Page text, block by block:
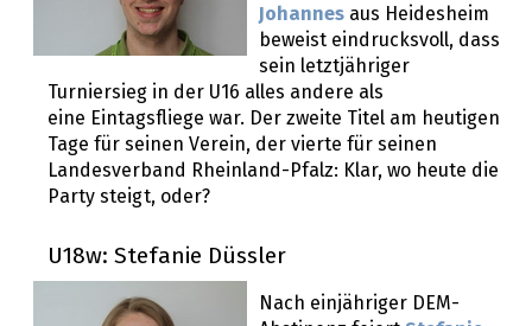
Johannes aus Heidesheim
beweist eindrucksvoll, dass
sein letztjähriger
Turniersieg in der U16 alles andere als
eine Eintagsfliege war. Der zweite Titel am heutigen
Tage für seinen Verein, der vierte für seinen
Landesverband Rheinland-Pfalz: Klar, wo heute die
Party steigt, oder?
U18w: Stefanie Düssler
Nach einjähriger DEM-